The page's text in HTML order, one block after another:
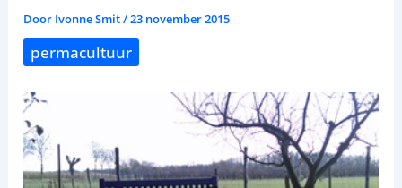
Door Ivonne Smit/23 november 2015
permacultuur